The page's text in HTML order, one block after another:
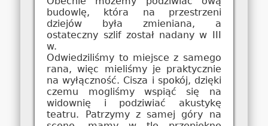
budowlę, która na przestrzeni
dziejów była zmieniana, a
ostateczny szlif został nadany w III
w.
Odwiedziliśmy to miejsce z samego
rana, więc mieliśmy je praktycznie
na wyłączność. Cisza i spokój, dzięki
czemu mogliśmy wspiąć się na
widownię i podziwiać akustykę
teatru. Patrzymy z samej góry na